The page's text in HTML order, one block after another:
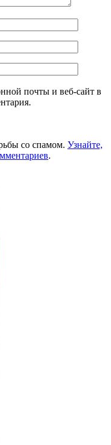
почты и веб-сайт в
со спамом. Узнайте,
.